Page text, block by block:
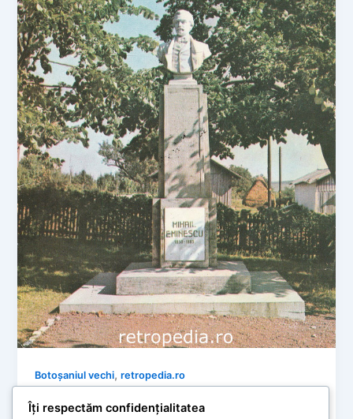
Botoșaniul vechi,retropedia.ro
Botoșaniul și Ipoteștiul de altădată: Pe
Îți respectăm confidențialitatea